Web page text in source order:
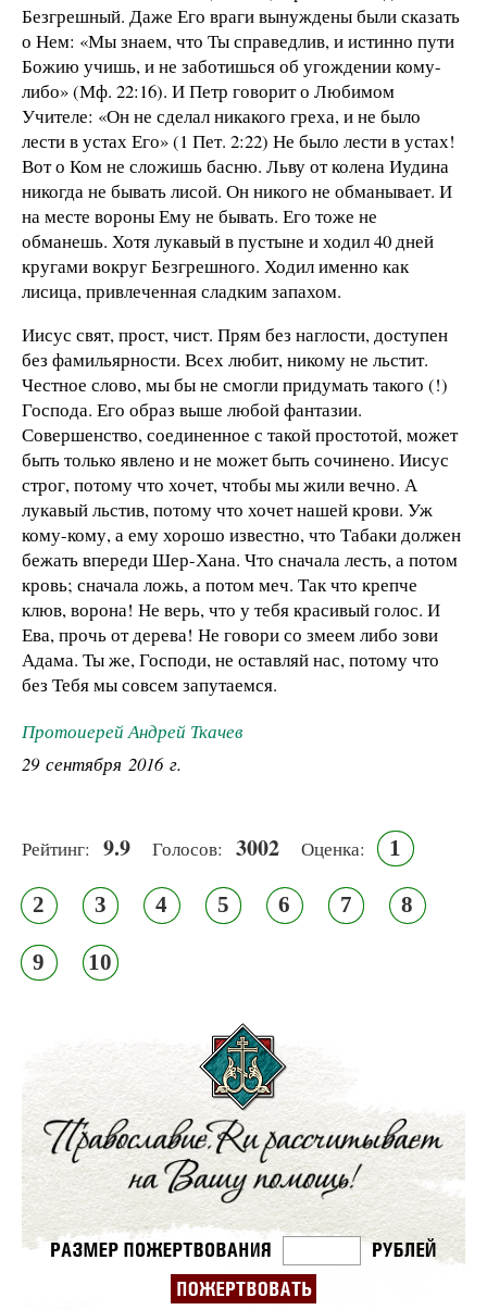
Безгрешный. Даже Его враги вынуждены были сказать
о Нем: «Мы знаем, что Ты справедлив, и истинно пути
Божию учишь, и не заботишься об угождении кому-
либо» (Мф. 22:16). И Петр говорит о Любимом
Учителе: «Он не сделал никакого греха, и не было
лести в устах Его» (1 Пет. 2:22) Не было лести в устах!
Вот о Ком не сложишь басню. Льву от колена Иудина
никогда не бывать лисой. Он никого не обманывает. И
на месте вороны Ему не бывать. Его тоже не
обманешь. Хотя лукавый в пустыне и ходил 40 дней
кругами вокруг Безгрешного. Ходил именно как
лисица, привлеченная сладким запахом.
Иисус свят, прост, чист. Прям без наглости, доступен
без фамильярности. Всех любит, никому не льстит.
Честное слово, мы бы не смогли придумать такого (!)
Господа. Его образ выше любой фантазии.
Совершенство, соединенное с такой простотой, может
быть только явлено и не может быть сочинено. Иисус
строг, потому что хочет, чтобы мы жили вечно. А
лукавый льстив, потому что хочет нашей крови. Уж
кому-кому, а ему хорошо известно, что Табаки должен
бежать впереди Шер-Хана. Что сначала лесть, а потом
кровь; сначала ложь, а потом меч. Так что крепче
клюв, ворона! Не верь, что у тебя красивый голос. И
Ева, прочь от дерева! Не говори со змеем либо зови
Адама. Ты же, Господи, не оставляй нас, потому что
без Тебя мы совсем запутаемся.
Протоиерей Андрей Ткачев
29 сентября 2016 г.
Рейтинг: 9.9 Голосов: 3002 Оценка: 1
2 3 4 5 6 7 8
9 10